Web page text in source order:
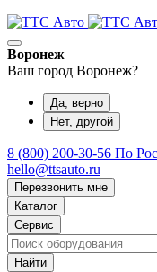
Воронеж
Ваш город Воронеж?
Да, верно
Нет, другой
8 (800) 200-30-56 По
hello@ttsauto.ru
Перезвонить мне
Каталог
Сервис